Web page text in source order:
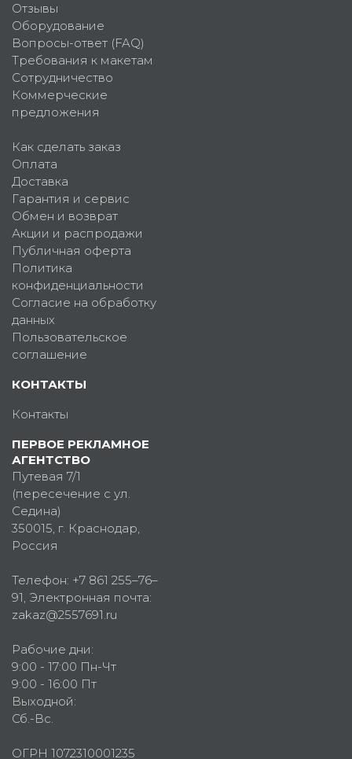
Отзывы
Оборудование
Вопросы-ответ (FAQ)
Требования к макетам
Сотрудничество
Коммерческие
предложения
Как сделать заказ
Оплата
Доставка
Гарантия и сервис
Обмен и возврат
Акции и распродажи
Публичная оферта
Политика
конфиденциальности
Согласие на обработку
данных
Пользовательское
соглашение
КОНТАКТЫ
Контакты
ПЕРВОЕ РЕКЛАМНОЕ
АГЕНТСТВО
Путевая 7/1
(пересечение с ул.
Седина)
350015, г. Краснодар,
Россия
Телефон: +7 861 255–76–
91, Электронная почта:
zakaz@2557691.ru
Рабочие дни:
9:00 - 17:00 Пн-Чт
9:00 - 16:00 Пт
Выходной:
Сб.-Вс.
ОГРН 1072310001235